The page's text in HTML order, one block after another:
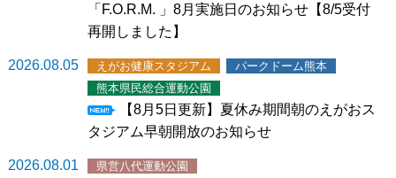
「F.O.R.M. 」8月実施日のお知らせ【8/5受付
再開しました】
2026.08.05 えがお健康スタジアム
パークドーム熊本
熊本県民総合運動公園
【8月5日更新】夏休み期間朝のえがおス
タジアム早朝開放のお知らせ
2026.08.01 県営八代運動公園